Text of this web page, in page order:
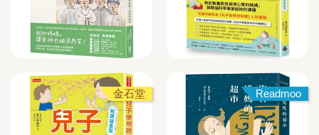
金石堂 Readmoo